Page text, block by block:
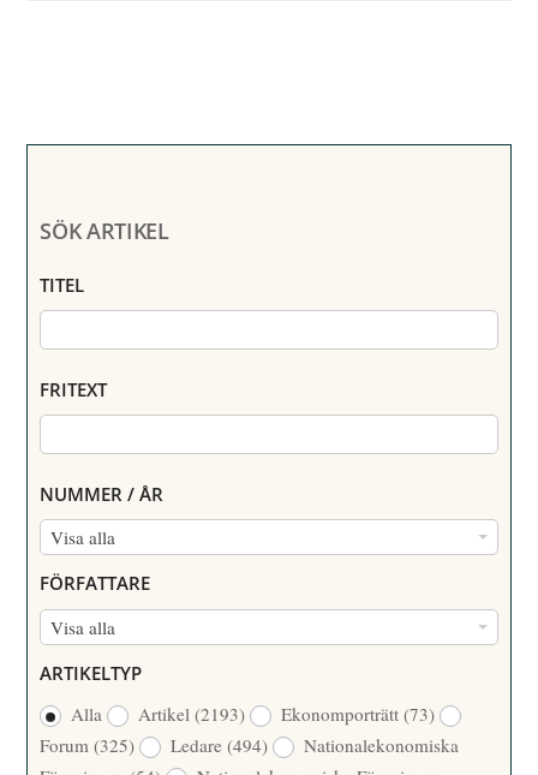
SÖK ARTIKEL
TITEL
FRITEXT
NUMMER / ÅR
Visa alla
N
M
M
/
Å
FÖRFATTARE
Visa alla
R
F
A
ARTIKELTYP
Alla
Artikel(2193) Ekonomporträtt(73)
Forum(325) Ledare(494)
Nationalekonomiska